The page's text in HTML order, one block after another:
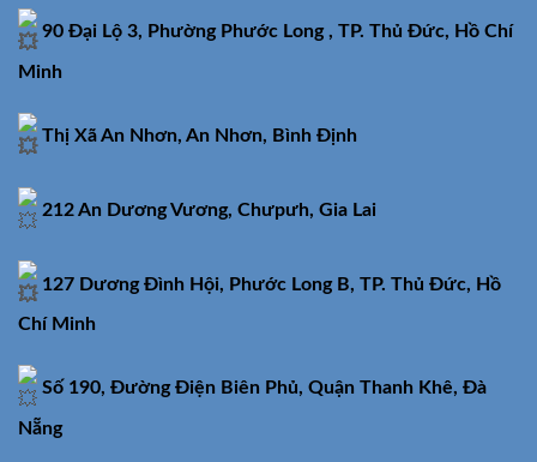
90 Đại Lộ 3, Phường Phước Long , TP. Thủ Đức, Hồ Chí
Minh
Thị Xã An Nhơn, An Nhơn, Bình Định
212 An Dương Vương, Chưpưh, Gia Lai
127 Dương Đình Hội, Phước Long B, TP. Thủ Đức, Hồ
Chí Minh
Số 190, Đường Điện Biên Phủ, Quận Thanh Khê, Đà
Nẵng